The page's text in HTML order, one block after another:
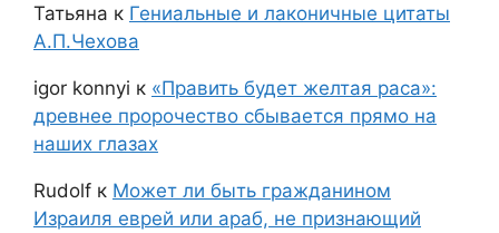
Татьяна к Гениальные и лаконичные цитаты
А.П.Чехова
igor konnyi к «Править будет желтая раса»:
древнее пророчество сбывается прямо на
наших глазах
Rudolf к Может ли быть гражданином
Израиля еврей или араб, не признающий